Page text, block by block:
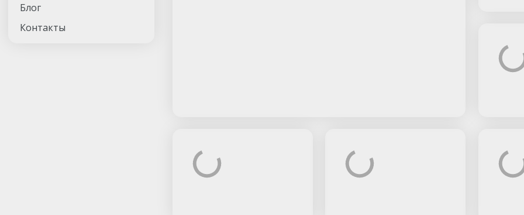
Блог
Контакты